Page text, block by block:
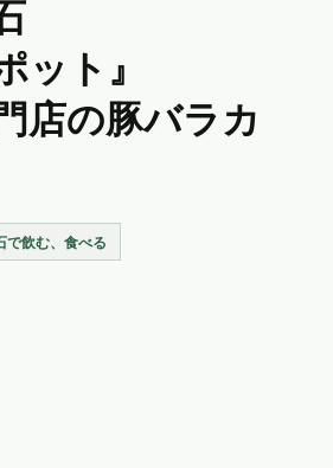
ット』
店の豚バラカ
で飲む、食べる